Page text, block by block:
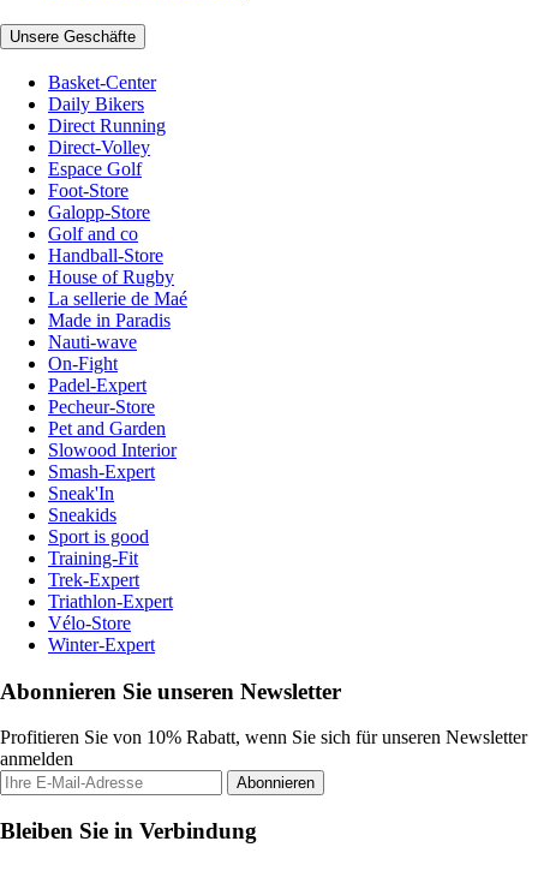
Unsere Geschäfte
Basket-Center
Daily Bikers
Direct Running
Direct-Volley
Espace Golf
Foot-Store
Galopp-Store
Golf and co
Handball-Store
House of Rugby
La sellerie de Maé
Made in Paradis
Nauti-wave
On-Fight
Padel-Expert
Pecheur-Store
Pet and Garden
Slowood Interior
Smash-Expert
Sneak'In
Sneakids
Sport is good
Training-Fit
Trek-Expert
Triathlon-Expert
Vélo-Store
Winter-Expert
Abonnieren Sie unseren Newsletter
Profitieren Sie von 10% Rabatt, wenn Sie sich für unseren Newsletter
anmelden
Abonnieren
Bleiben Sie in Verbindung